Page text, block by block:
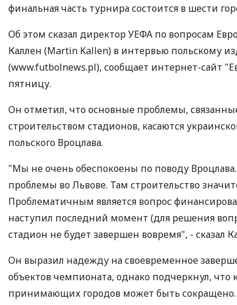
финальная часть турнира состоится в шести
Об этом сказал директор УЕФА по вопросам
Каллен (Martin Kallen) в интервью польскому
(www.futbolnews.pl), сообщает интернет-сайт
пятницу.
Он отметил, что основные проблемы,
строительством стадионов, касаются
польского Вроцлава.
"Мы не очень обеспокоены по поводу
проблемы во Львове. Там строительство
Проблематичным является вопрос
наступил последний момент (для решения
стадион не будет завершен вовремя", - сказал
Он выразил надежду на своевременное
объектов чемпионата, однако подчеркнул, что
принимающих городов может быть сокращено.